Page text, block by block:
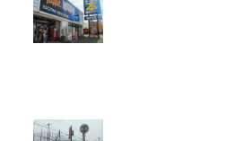
ード刈谷店 2018年